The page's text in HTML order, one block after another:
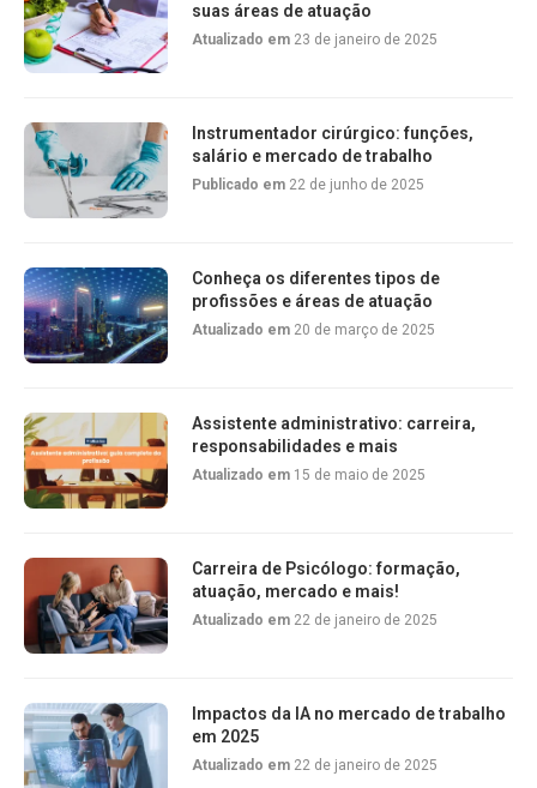
suas áreas de atuação
Atualizado em 23 de janeiro de 2025
Instrumentador cirúrgico: funções,
salário e mercado de trabalho
Publicado em 22 de junho de 2025
Conheça os diferentes tipos de
profissões e áreas de atuação
Atualizado em 20 de março de 2025
Assistente administrativo: carreira,
responsabilidades e mais
Atualizado em 15 de maio de 2025
Carreira de Psicólogo: formação,
atuação, mercado e mais!
Atualizado em 22 de janeiro de 2025
Impactos da IA no mercado de trabalho
em 2025
Atualizado em 22 de janeiro de 2025